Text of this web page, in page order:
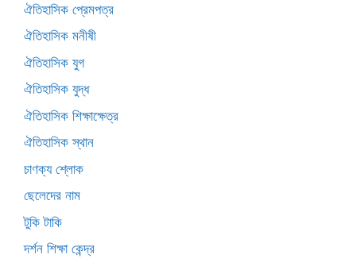
ঐতিহাসিক প্রেমপত্র
ঐতিহাসিক মনীষী
ঐতিহাসিক যুগ
ঐতিহাসিক যুদ্ধ
ঐতিহাসিক শিক্ষাক্ষেত্র
ঐতিহাসিক স্থান
চাণক্য শ্লোক
ছেলেদের নাম
টুকি টাকি
দর্শন শিক্ষা কেন্দ্র